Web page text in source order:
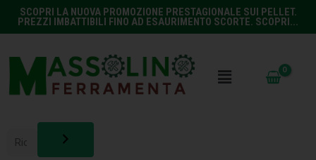
SCOPRI LA NUOVA PROMOZIONE PRESTAGIONALE SUI PELLET.
PREZZI IMBATTIBILI FINO AD ESAURIMENTO SCORTE. SCOPRI...